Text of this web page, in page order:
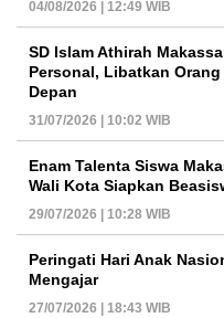
04/08/2026 | 12:49 WIB
SD Islam Athirah
Personal, Libatkan
Depan
31/07/2026 | 10:02 WIB
Enam Talenta Siswa
Wali Kota Siapkan
29/07/2026 | 10:28 WIB
Peringati Hari Anak
Mengajar
27/07/2026 | 18:43 WIB